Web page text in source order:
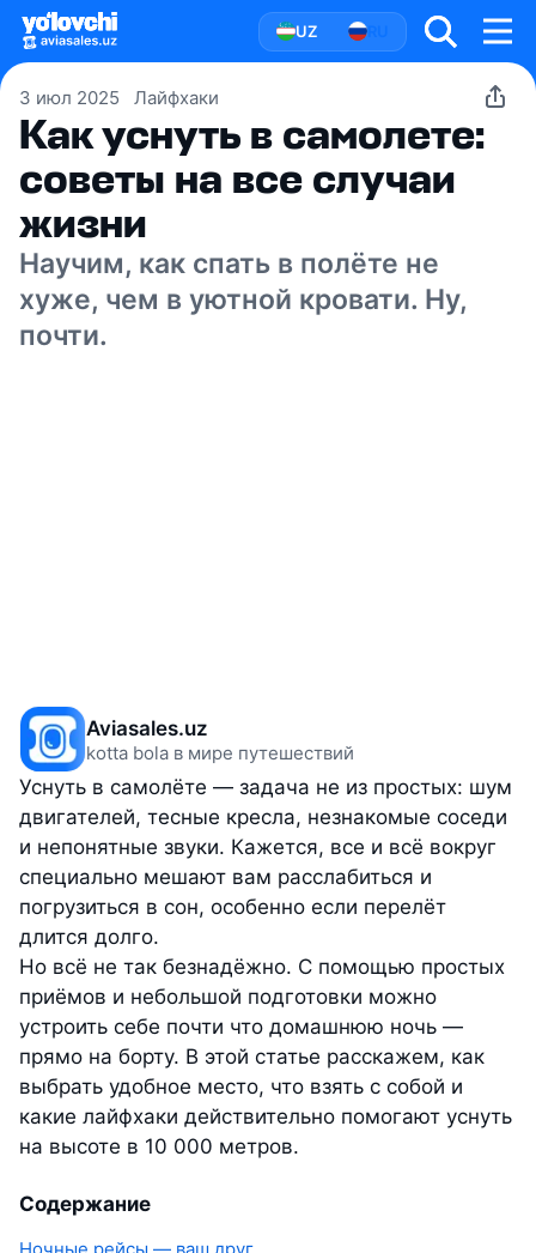
UZ
3 июл 2025 Лайфхаки
Как уснуть в самолете:
советы на все случаи
жизни
Научим, как спать в полёте не
хуже, чем в уютной кровати. Ну,
почти.
Aviasales.uz
kotta bola в мире путешествий
Уснуть в самолёте — задача не из простых: шум
двигателей, тесные кресла, незнакомые соседи
и непонятные звуки. Кажется, все и всё вокруг
специально мешают вам расслабиться и
погрузиться в сон, особенно если перелёт
длится долго.
Но всё не так безнадёжно. С помощью простых
приёмов и небольшой подготовки можно
устроить себе почти что домашнюю ночь —
прямо на борту. В этой статье расскажем, как
выбрать удобное место, что взять с собой и
какие лайфхаки действительно помогают уснуть
на высоте в 10 000 метров.
Содержание